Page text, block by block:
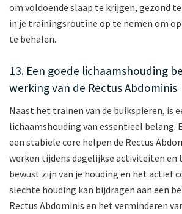
om voldoende slaap te krijgen, gezond
in je trainingsroutine op te nemen om
te behalen.
13. Een goede lichaamshouding
werking van de Rectus Abdominis
Naast het trainen van de buikspieren, is
lichaamshouding van essentieel belang.
een stabiele core helpen de Rectus
werken tijdens dagelijkse activiteiten en
bewust zijn van je houding en het actief
slechte houding kan bijdragen aan een
Rectus Abdominis en het verminderen